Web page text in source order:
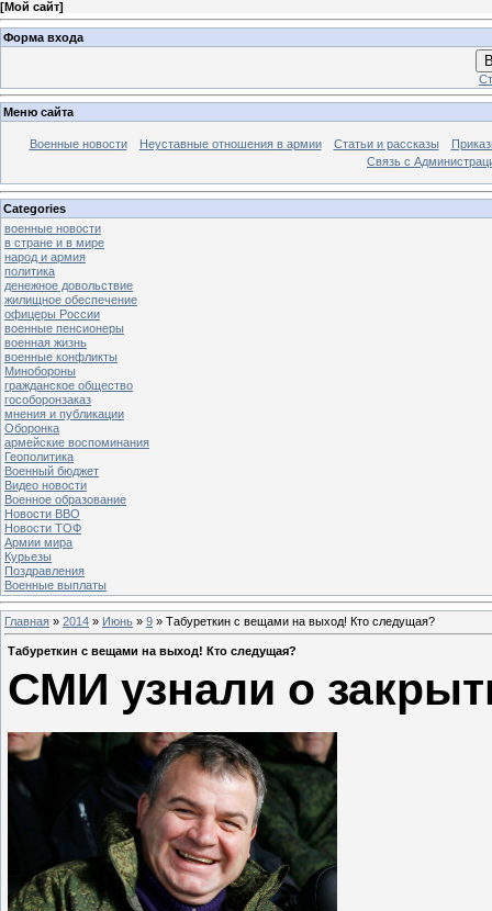
[Мой сайт]
Форма входа
Меню сайта
Военные новости Неуставные отношения в армии Статьи и рассказы
Связь с
Categories
военные новости
в стране и в мире
народ и армия
политика
денежное довольствие
жилищное обеспечение
офицеры России
военные пенсионеры
военная жизнь
военные конфликты
Минобороны
гражданское общество
гособоронзаказ
мнения и публикации
Оборонка
армейские воспоминания
Геополитика
Военный бюджет
Видео новости
Военное образование
Новости ВВО
Новости ТОФ
Армии мира
Курьезы
Поздравления
Военные выплаты
Главная » 2014 » Июнь » 9 » Табуреткин с вещами на выход! Кто следущая?
Табуреткин с вещами на выход! Кто следущая?
СМИ узнали о